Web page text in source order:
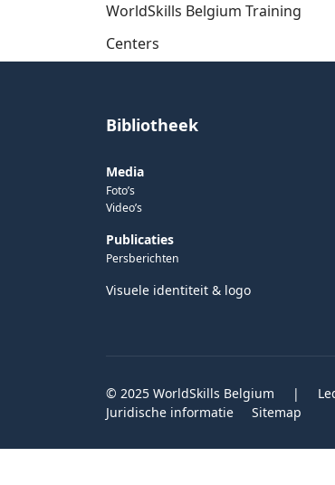
WorldSkills Belgium Training
Centers
Bibliotheek
Media
Foto’s
Video’s
Publicaties
Persberichten
Visuele identiteit & logo
© 2025 WorldSkills Belgium |
Juridische informatie
Sitemap